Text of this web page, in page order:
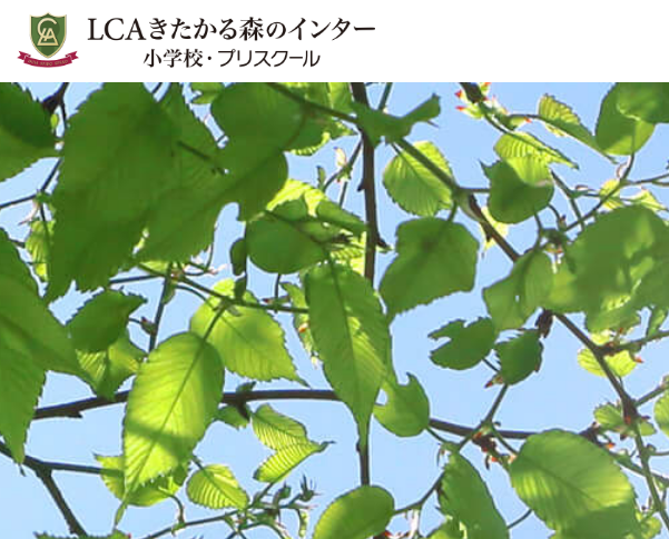
LCAきたかる森のインター小学